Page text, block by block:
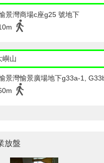
景灣商場c座g25 號地下
嶼山
景灣愉景廣場地下g33a-1,
放盤